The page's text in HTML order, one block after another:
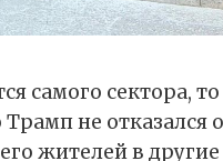
самого сектора,
Трамп не отказался
жителей в